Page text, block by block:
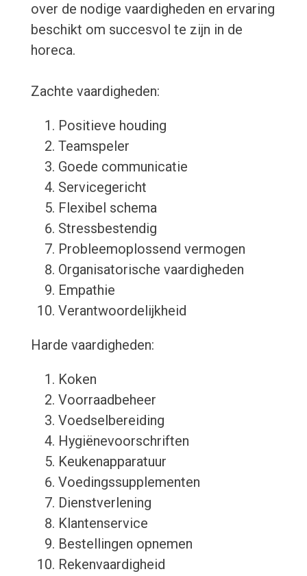
over de nodige vaardigheden en ervaring
beschikt om succesvol te zijn in de
horeca.
Zachte vaardigheden:
Positieve houding
Teamspeler
Goede communicatie
Servicegericht
Flexibel schema
Stressbestendig
Probleemoplossend vermogen
Organisatorische vaardigheden
Empathie
Verantwoordelijkheid
Harde vaardigheden:
Koken
Voorraadbeheer
Voedselbereiding
Hygiënevoorschriften
Keukenapparatuur
Voedingssupplementen
Dienstverlening
Klantenservice
Bestellingen opnemen
Rekenvaardigheid